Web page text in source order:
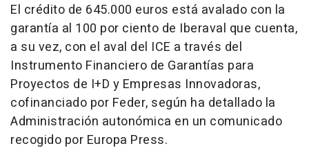
El crédito de 645.000 euros está avalado con la
garantía al 100 por ciento de Iberaval que cuenta,
a su vez, con el aval del ICE a través del
Instrumento Financiero de Garantías para
Proyectos de I+D y Empresas Innovadoras,
cofinanciado por Feder, según ha detallado la
Administración autonómica en un comunicado
recogido por Europa Press.